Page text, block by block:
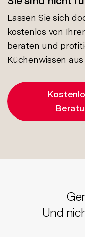
Lassen Sie sich
kostenlos von
beraten und
Küchenwissen
Und